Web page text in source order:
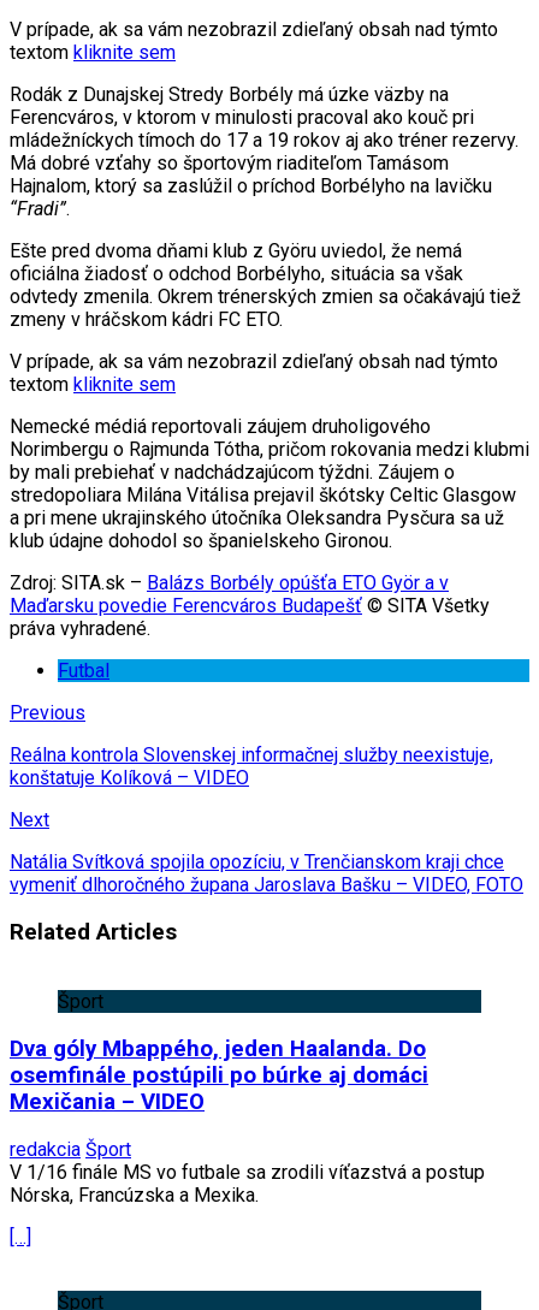
V prípade, ak sa vám nezobrazil zdieľaný obsah nad týmto
textom kliknite sem
Rodák z Dunajskej Stredy Borbély má úzke väzby na
Ferencváros, v ktorom v minulosti pracoval ako kouč pri
mládežníckych tímoch do 17 a 19 rokov aj ako tréner rezervy.
Má dobré vzťahy so športovým riaditeľom Tamásom
Hajnalom, ktorý sa zaslúžil o príchod Borbélyho na lavičku
“Fradi”.
Ešte pred dvoma dňami klub z Györu uviedol, že nemá
oficiálna žiadosť o odchod Borbélyho, situácia sa však
odvtedy zmenila. Okrem trénerských zmien sa očakávajú tiež
zmeny v hráčskom kádri FC ETO.
V prípade, ak sa vám nezobrazil zdieľaný obsah nad týmto
textom kliknite sem
Nemecké médiá reportovali záujem druholigového
Norimbergu o Rajmunda Tótha, pričom rokovania medzi klubmi
by mali prebiehať v nadchádzajúcom týždni. Záujem o
stredopoliara Milána Vitálisa prejavil škótsky Celtic Glasgow
a pri mene ukrajinského útočníka Oleksandra Pysčura sa už
klub údajne dohodol so španielskeho Gironou.
Zdroj: SITA.sk – Balázs Borbély opúšťa ETO Györ a v
Maďarsku povedie Ferencváros Budapešť © SITA Všetky
práva vyhradené.
Futbal
Previous
Reálna kontrola Slovenskej informačnej služby neexistuje,
konštatuje Kolíková – VIDEO
Next
Natália Svítková spojila opozíciu, v Trenčianskom kraji chce
vymeniť dlhoročného župana Jaroslava Bašku – VIDEO, FOTO
Related Articles
Šport
Dva góly Mbappého, jeden Haalanda. Do
osemfinále postúpili po búrke aj domáci
Mexičania – VIDEO
redakcia Šport
V 1/16 finále MS vo futbale sa zrodili víťazstvá a postup
Nórska, Francúzska a Mexika.
[…]
Šport